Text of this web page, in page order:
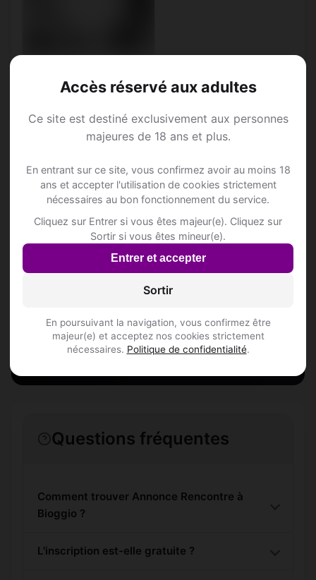
Accès réservé aux adultes
Ce site est destiné exclusivement aux personnes
majeures de 18 ans et plus.
En entrant sur ce site, vous confirmez avoir au moins 18
ans et accepter l'utilisation de cookies strictement
nécessaires au bon fonctionnement du service.
Cliquez sur Entrer si vous êtes majeur(e). Cliquez sur
Sortir si vous êtes mineur(e).
Entrer et accepter
Sortir
En poursuivant la navigation, vous confirmez être
majeur(e) et acceptez nos cookies strictement
nécessaires. Politique de confidentialité.
Taureau • Consultant
Annonce Rencontre à
Bioggio
Rejoins les membres de Bioggio et des
alentours !
S'inscrire gratuitement
Questions fréquentes
Comment trouver Annonce Rencontre à
Bioggio ?
L'inscription est-elle gratuite ?